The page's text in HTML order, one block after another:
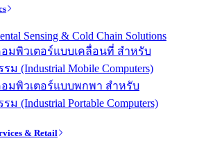
Sensing & Cold Chain Solutions
มพิวเตอร์แบบเคลื่อนที่ สำหรับ
ม (Industrial Mobile Computers)
มพิวเตอร์แบบพกพา สำหรับ
ม (Industrial Portable Computers)
& Retail